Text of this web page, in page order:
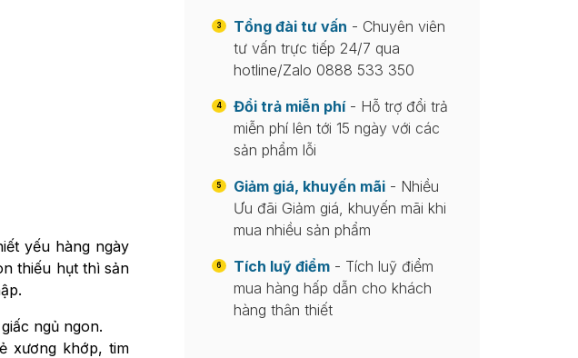
yếu hàng ngày
thiếu hụt thì sản
ngủ ngon.
xương khớp, tim
3 Tổng đài tư vấn - Chuyên viên
tư vấn trực tiếp 24/7 qua
hotline/Zalo 0888 533 350
4 Đổi trả miễn phí- Hỗ trợ đổi trả
miễn phí lên tới 15 ngày với các
sản phẩm lỗi
5 Giảm giá, khuyến mãi - Nhiều
Ưu đãi Giảm giá, khuyến mãi khi
mua nhiều sản phẩm
6 Tích luỹ điểm - Tích luỹ điểm
mua hàng hấp dẫn cho khách
hàng thân thiết